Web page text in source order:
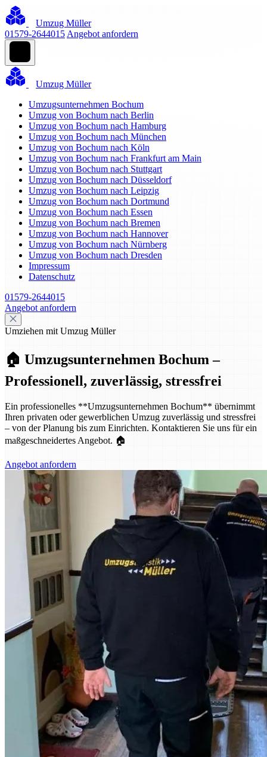
Umzug Müller
01579-2644015 Angebot anfordern
Umzug Müller
Umzugsunternehmen Bochum
Umzug von Bochum nach Berlin
Umzug von Bochum nach Hamburg
Umzug von Bochum nach München
Umzug von Bochum nach Köln
Umzug von Bochum nach Frankfurt am Main
Umzug von Bochum nach Stuttgart
Umzug von Bochum nach Düsseldorf
Umzug von Bochum nach Leipzig
Umzug von Bochum nach Dortmund
Umzug von Bochum nach Essen
Umzug von Bochum nach Bremen
Umzug von Bochum nach Hannover
Umzug von Bochum nach Nürnberg
Umzug von Bochum nach Dresden
Impressum
Datenschutz
01579-2644015
Angebot anfordern
Umziehen mit Umzug Müller
🏠 Umzugsunternehmen Bochum –
Professionell, zuverlässig, stressfrei
Ein professionelles **Umzugsunternehmen Bochum** übernimmt
Ihren privaten oder gewerblichen Umzug zuverlässig und stressfrei
– von der Planung bis zum Einrichten. Kontaktieren Sie uns für ein
maßgeschneidertes Angebot. 🏠
Angebot anfordern